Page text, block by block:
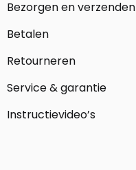
Bezorgen en verzenden
Betalen
Retourneren
Service & garantie
Instructievideo’s